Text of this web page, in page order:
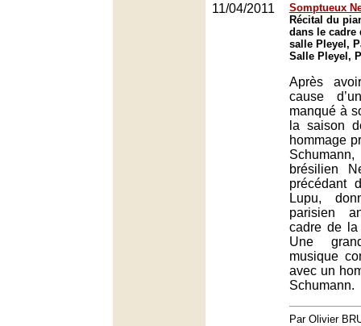
11/04/2011
Somptueux
Récital du
dans le cadre
salle Pleyel,
Salle Pleyel,
Après
cause
manqué à
la saison
hommage
brésilien
précédant
Lupu,
parisien
cadre de la
Une
musique
avec un
Schumann.
Par Olivier